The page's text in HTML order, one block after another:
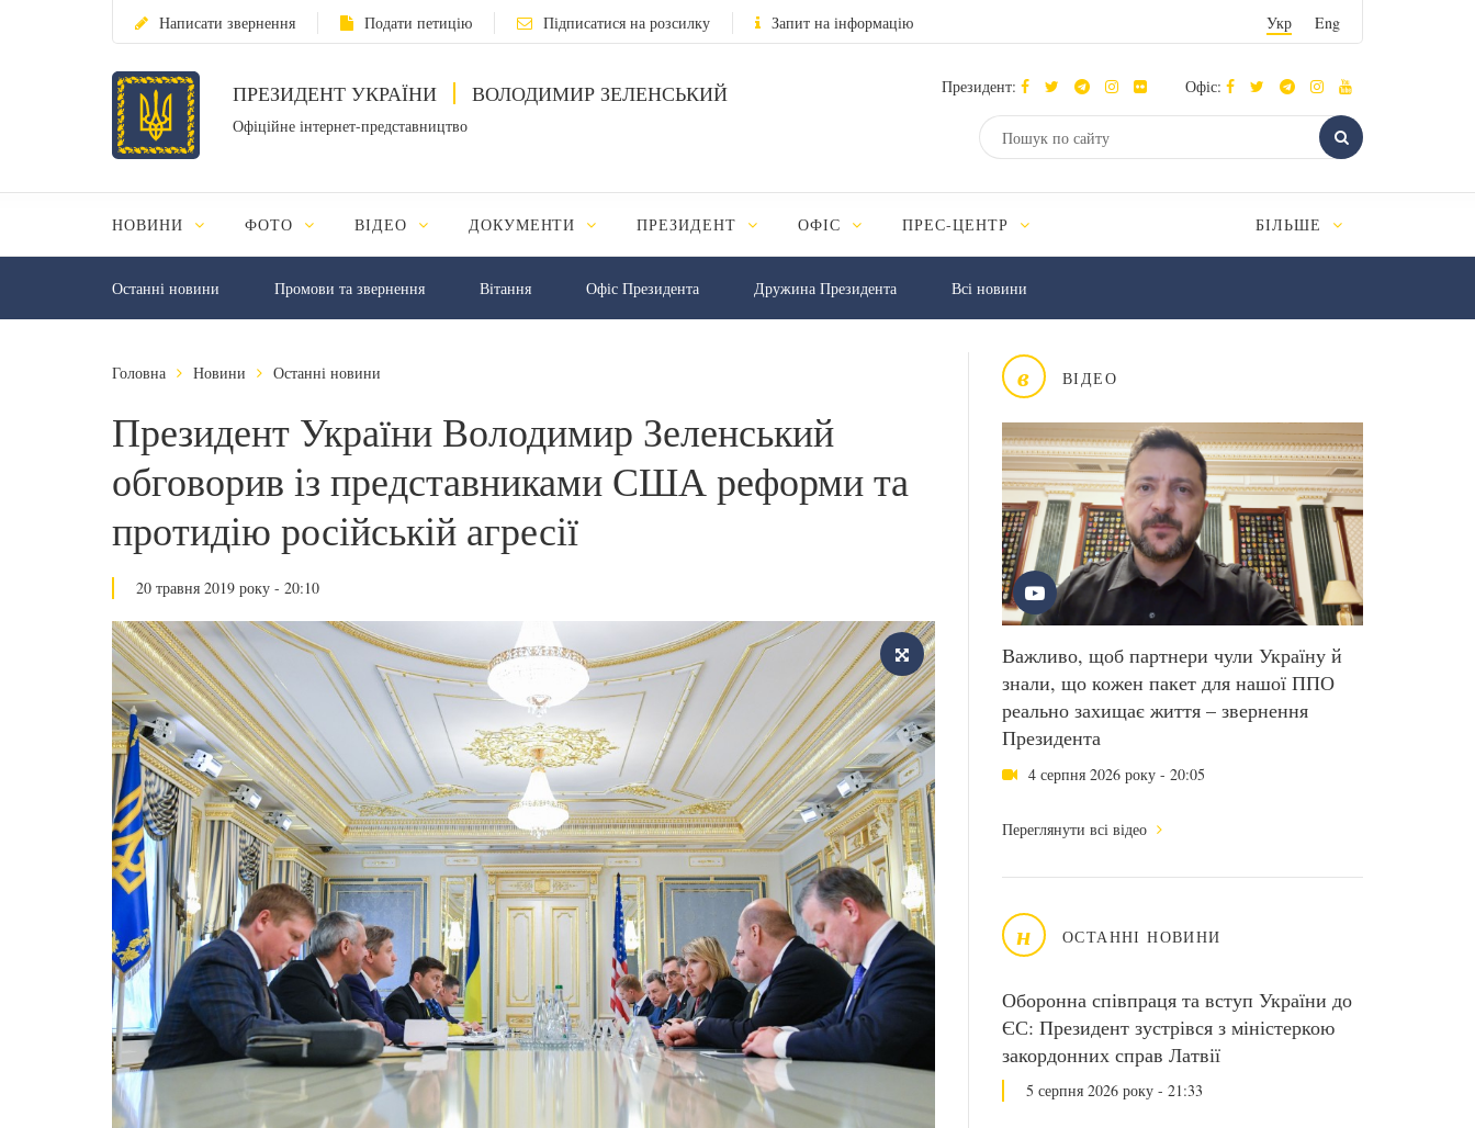
Написати звернення Подати петицію Підписатися на розсилку Запит на інформацію Укр Eng
ПРЕЗИДЕНТ УКРАЇНИ ВОЛОДИМИР ЗЕЛЕНСЬКИЙ
Офіційне інтернет-представництво
Президент: Офіс:
НОВИНИ ФОТО ВІДЕО ДОКУМЕНТИ ПРЕЗИДЕНТ ОФІС ПРЕС-ЦЕНТР БІЛЬШЕ
Останні новини Промови та звернення Вiтання Офіс Президента Дружина Президента Всі новини
в ВІДЕО
Важливо, щоб партнери чули Україну й
знали, що кожен пакет для нашої ППО
реально захищає життя – звернення
Президента
4 серпня 2026 року - 20:05
Переглянути всі відео
н ОСТАННІ НОВИНИ
Оборонна співпраця та вступ України до
ЄС: Президент зустрівся з міністеркою
закордонних справ Латвії
5 серпня 2026 року - 21:33
Головна Новини Останні новини
Президент України Володимир Зеленський
обговорив із представниками США реформи та
протидію російській агресії
20 травня 2019 року - 20:10